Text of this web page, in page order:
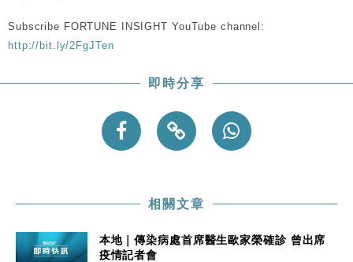
Subscribe FORTUNE INSIGHT YouTube channel:
http://bit.ly/2FgJTen
即時分享
相關文章
本地｜傳染病處首席醫生歐家榮確診 曾出席
疫情記者會